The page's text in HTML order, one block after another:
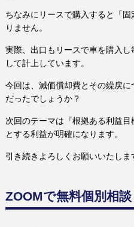
ちなみにリースで購入すると「
りません。
実際、出口もリースで車を購入
して計上しています。
今回は、減価償却費とその繰戻
だったでしょうか？
次回のテーマは『根拠ある利益
とする利益が明確になります。
引き続きよろしくお願いいたしま
ZOOMで無料個別相談